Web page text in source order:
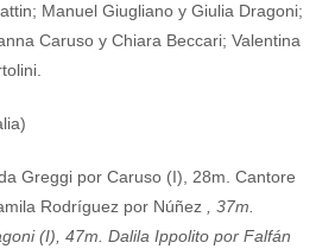
Manuel Giugliano y Giulia Dragoni;
Caruso y Chiara Beccari; Valentina
Greggi por Caruso (I), 28m. Cantore
Rodríguez por Núñez
, 37m.
(I), 47m. Dalila Ippolito por Falfán